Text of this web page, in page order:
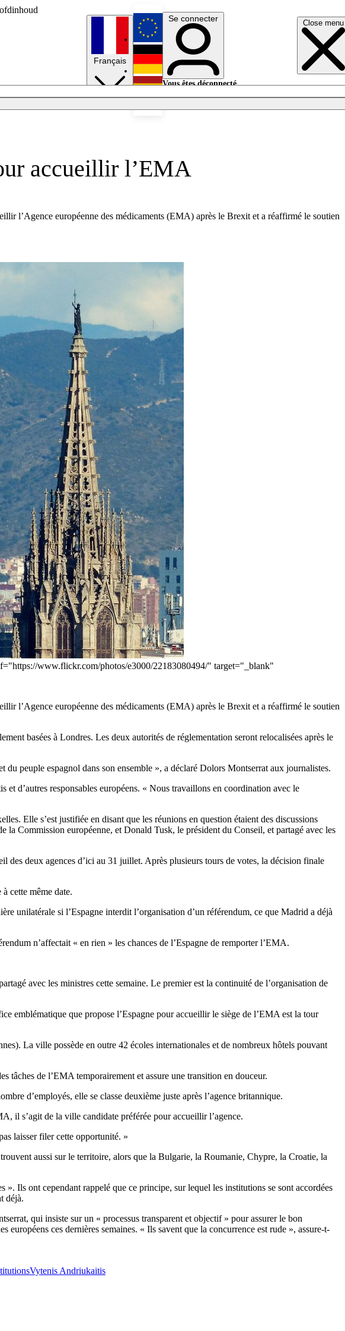
Close menu
Français
English
Deutsch
Se connecter
Vous êtes déconnecté.
accueillir l’EMA
l’Agence européenne des médicaments (EMA) après le Brexit et a réaffirmé le soutien
www.flickr.com/photos/e3000/22183080494/" target="_blank"
l’Agence européenne des médicaments (EMA) après le Brexit et a réaffirmé le soutien
basées à Londres. Les deux autorités de réglementation seront relocalisées après le
peuple espagnol dans son ensemble », a déclaré Dolors Montserrat aux journalistes.
d’autres responsables européens. « Nous travaillons en coordination avec le
Elle s’est justifiée en disant que les réunions en question étaient des discussions
la Commission européenne, et Donald Tusk, le président du Conseil, et partagé avec les
des deux agences d’ici au 31 juillet. Après plusieurs tours de votes, la décision finale
cette même date.
unilatérale si l’Espagne interdit l’organisation d’un référendum, ce que Madrid a déjà
n’affectait « en rien » les chances de l’Espagne de remporter l’EMA.
avec les ministres cette semaine. Le premier est la continuité de l’organisation de
emblématique que propose l’Espagne pour accueillir le siège de l’EMA est la tour
La ville possède en outre 42 écoles internationales et de nombreux hôtels pouvant
tâches de l’EMA temporairement et assure une transition en douceur.
d’employés, elle se classe deuxième juste après l’agence britannique.
il s’agit de la ville candidate préférée pour accueillir l’agence.
laisser filer cette opportunité. »
aussi sur le territoire, alors que la Bulgarie, la Roumanie, Chypre, la Croatie, la
Ils ont cependant rappelé que ce principe, sur lequel les institutions se sont accordées
déjà.
qui insiste sur un « processus transparent et objectif » pour assurer le bon
ces dernières semaines. « Ils savent que la concurrence est rude », assure-t-
Vytenis Andriukaitis